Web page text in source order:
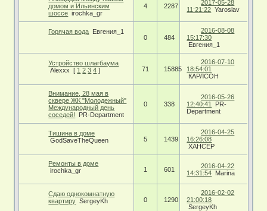
домом и Ильинским
шоссе irochka_gr
4 2287
2017-05-28
11:21:22 Yaroslav
Горячая вода Евгения_1
0
484
2016-08-08
15:17:30
Евгения_1
Устройство шлагбаума
Alexxx
[ 1 2 3 4 ] 71 15885
2016-07-10
18:54:01
КАРЛСОН
Внимание, 28 мая в
сквере ЖК "Молодежный"
Международный день
соседей!
PR-Department
0 338
2016-05-26
12:40:41
PR-
Department
Тишина в доме
GodSaveTheQueen
5 1439
2016-04-25
16:26:08
XAHCEP
Ремонты в доме
irochka_gr
1 601
2016-04-22
14:31:54 Marina
Сдаю однокомнатную
квартиру SergeyKh 0 1290
2016-02-02
21:00:18
SergeyKh